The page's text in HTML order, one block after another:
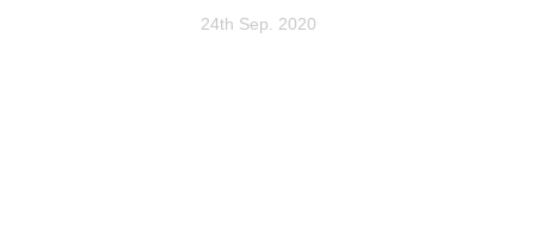
24th Sep. 2020